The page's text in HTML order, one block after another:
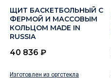
ЩИТ БАСКЕТБОЛЬНЫЙ С
ФЕРМОЙ И МАССОВЫМ
КОЛЬЦОМ MADE IN
RUSSIA
40 836 ₽
Изготовлен из оргстекла